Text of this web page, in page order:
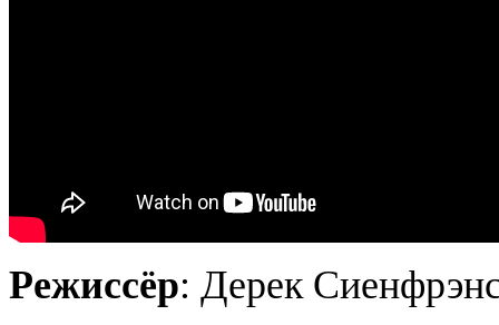
Режиссёр: Дерек